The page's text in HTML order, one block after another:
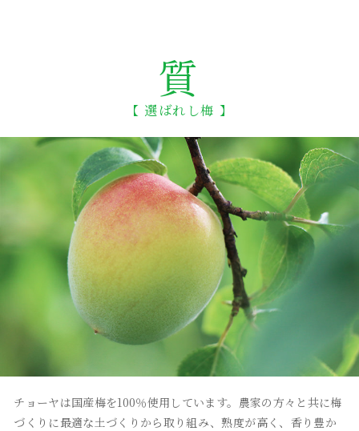
質
【 選ばれし梅 】
チョーヤは国産梅を100％使用しています。農家の方々と共に梅
づくりに最適な土づくりから取り組み、熟度が高く、香り豊か